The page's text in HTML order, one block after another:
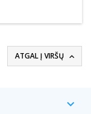
ATGAL Į VIRŠŲ 
